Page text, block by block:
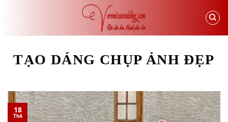
TẠO DÁNG CHỤP ẢNH ĐẸP
18
Th4